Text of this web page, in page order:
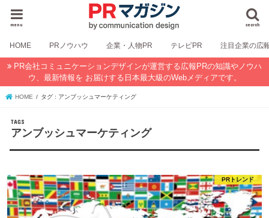
search
menu
HOME PRノウハウ 企業・人物PR テレビPR 注目企業の広
PR会社コミュニケーションデザインが運営する広報PRの知識やノウハ
ウ、最新情報を お届けする日本最大級のWebメディアです。
HOME タグ : アンブッシュマーケティング
アンブッシュマーケティング
PRトレンド